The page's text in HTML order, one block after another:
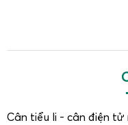
Cân tiểu li - cân điện tử